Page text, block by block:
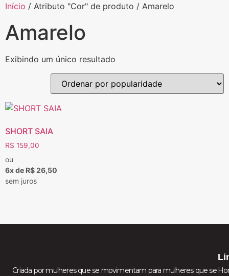
Início / Atributo "Cor" de produto / Amarelo
Amarelo
Exibindo um único resultado
SHORT SAIA
R$ 159,00
ou
6x de R$ 26,50
sem juros
Criada por mulheres que se movimentam para mulheres que se